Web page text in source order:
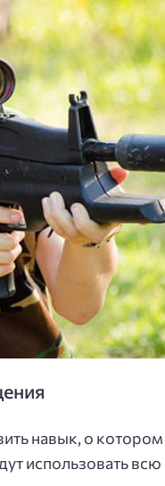
навык, о
использовать